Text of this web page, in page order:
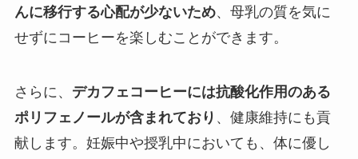
んに移行する心配が少ないため、母乳の質を気に
せずにコーヒーを楽しむことができます。
さらに、 デカフェコーヒーには抗酸化作用のある
ポリフェノールが含まれており 、健康維持にも貢
献します。妊娠中や授乳中においても、体に優し